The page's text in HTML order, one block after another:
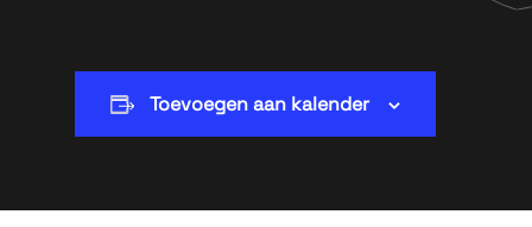
Toevoegen aan kalender